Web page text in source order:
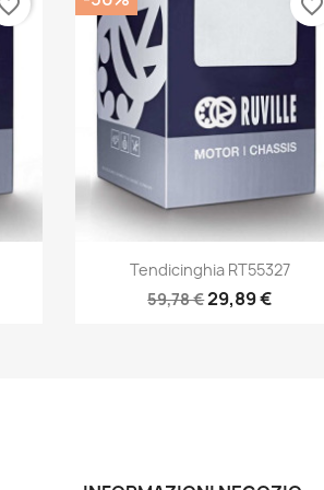
Anteprima
Tendicinghia RT55327
59,78 €29,89 €
favorite_border